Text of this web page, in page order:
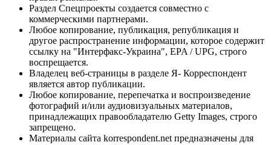
Раздел Спецпроекты создается совместно с
коммерческими партнерами.
Любое копирование, публикация, републикация и
другое распространение информации, которое содержит
ссылку на "Интерфакс-Украина", EPA / UPG, строго
воспрещается.
Владелец веб-страницы в разделе Я- Корреспондент
является автор публикации.
Любое копирование, перепечатка и воспроизведение
фотографий и/или аудиовизуальных материалов,
принадлежащих правообладателю Getty Images, строго
запрещено.
Материалы сайта korrespondent.net предназначены для